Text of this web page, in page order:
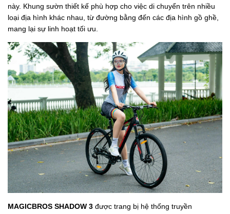
này. Khung sườn thiết kế phù hợp cho việc di chuyển trên nhiều
loại địa hình khác nhau, từ đường bằng đến các địa hình gồ ghề,
mang lại sự linh hoạt tối ưu.
MAGICBROS SHADOW 3 được trang bị hệ thống truyền